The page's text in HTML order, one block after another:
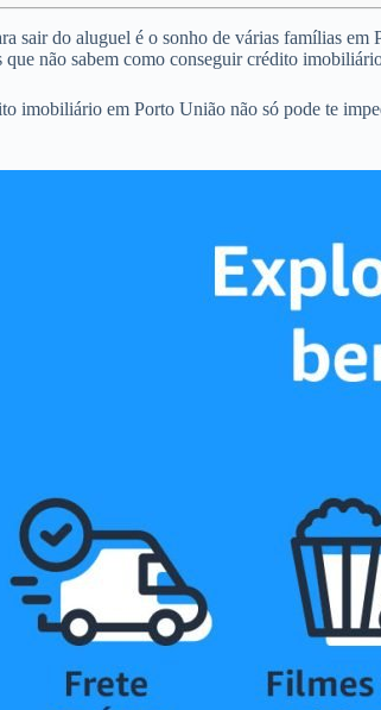
sair do aluguel é o sonho de várias famílias em
não sabem como conseguir crédito
imobiliário em Porto União não só pode te